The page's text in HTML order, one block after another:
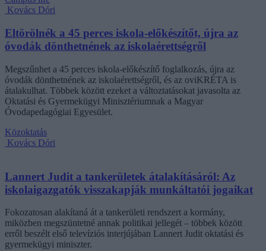
Kovács Dóri
Eltörölnék a 45 perces iskola-előkészítőt, újra az
óvodák dönthetnének az iskolaérettségről
Megszűnhet a 45 perces iskola-előkészítő foglalkozás, újra az
óvodák dönthetnének az iskolaérettségről, és az oviKRÉTA is
átalakulhat. Többek között ezeket a változtatásokat javasolta az
Oktatási és Gyermekügyi Minisztériumnak a Magyar
Óvodapedagógiai Egyesület.
Közoktatás
Kovács Dóri
Lannert Judit a tankerületek átalakításáról: Az
iskolaigazgatók visszakapják munkáltatói jogaikat
Fokozatosan alakítaná át a tankerületi rendszert a kormány,
miközben megszüntetné annak politikai jellegét – többek között
erről beszélt első televíziós interjújában Lannert Judit oktatási és
gyermekügyi miniszter.